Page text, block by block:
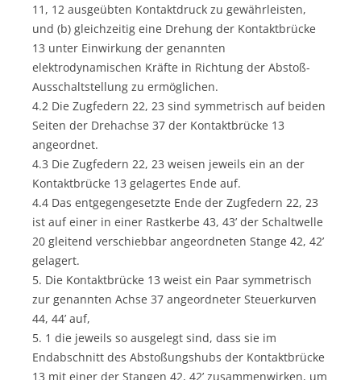
11, 12 ausgeübten Kontaktdruck zu gewährleisten,
und (b) gleichzeitig eine Drehung der Kontaktbrücke
13 unter Einwirkung der genannten
elektrodynamischen Kräfte in Richtung der Abstoß-
Ausschaltstellung zu ermöglichen.
4.2 Die Zugfedern 22, 23 sind symmetrisch auf beiden
Seiten der Drehachse 37 der Kontaktbrücke 13
angeordnet.
4.3 Die Zugfedern 22, 23 weisen jeweils ein an der
Kontaktbrücke 13 gelagertes Ende auf.
4.4 Das entgegengesetzte Ende der Zugfedern 22, 23
ist auf einer in einer Rastkerbe 43, 43’ der Schaltwelle
20 gleitend verschiebbar angeordneten Stange 42, 42’
gelagert.
5. Die Kontaktbrücke 13 weist ein Paar symmetrisch
zur genannten Achse 37 angeordneter Steuerkurven
44, 44’ auf,
5. 1 die jeweils so ausgelegt sind, dass sie im
Endabschnitt des Abstoßungshubs der Kontaktbrücke
13 mit einer der Stangen 42, 42’ zusammenwirken, um